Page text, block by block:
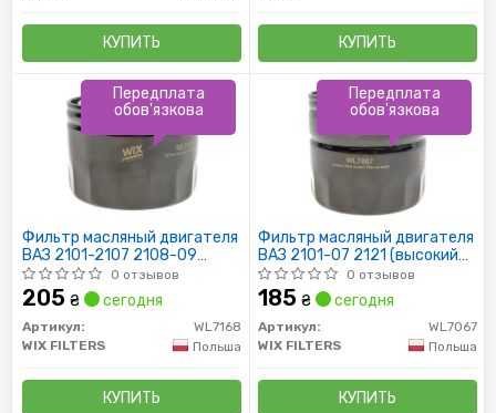
КУПИТЬ КУПИТЬ
Фильтр масляный двигателя
ВАЗ 2101-2107 2108-09
(низкий 72мм)
WL7168/OP520/1 (пр-во WIX-
Filtron UA)
0 отзывов
205 ₴ сегодня
Артикул:
WL7168
WIX FILTERS
Польша
КУПИТЬ
Передплата
обов'язкова
Фильтр масляный двигателя
ВАЗ 2101-07 2121 (высокий
88мм) WL7067/OP520 (пр-во
WIX-Filtron UA)
0 отзывов
185 ₴ сегодня
Артикул:
WL7067
WIX FILTERS
Польша
КУПИТЬ
Передплата
обов'язкова